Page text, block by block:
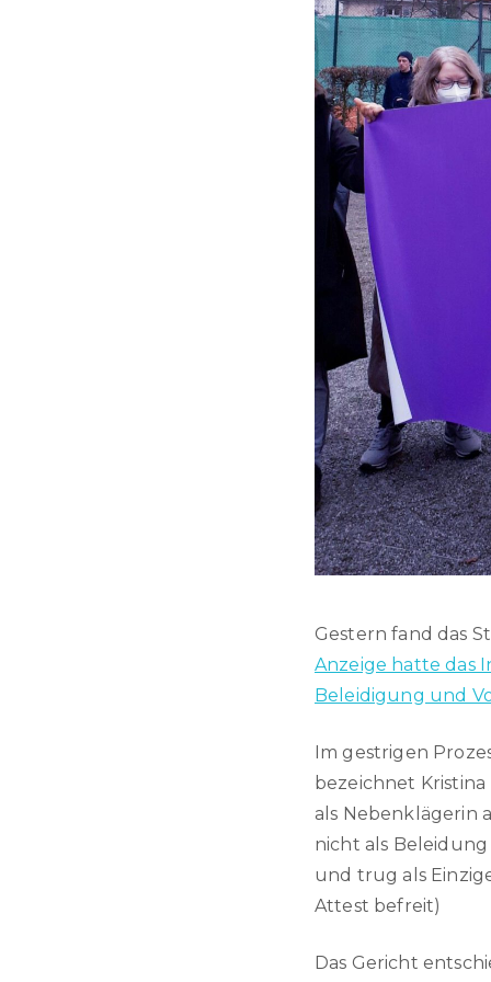
Gestern fand das
Anzeige hatte das
Beleidigung und
Im gestrigen
bezeichnet Kristina
als Nebenklägerin
nicht als
und trug als
Attest befreit)
Das Gericht